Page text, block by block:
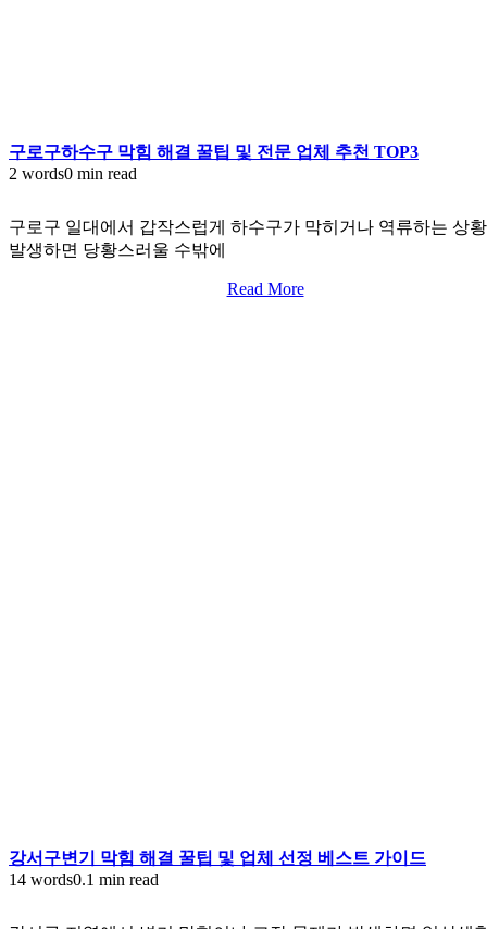
구로구하수구 막힘 해결 꿀팁 및 전문 업체 추천 TOP3
2 words0 min read
구로구 일대에서 갑작스럽게 하수구가 막히거나 역류하는 상
발생하면 당황스러울 수밖에
Read More
강서구변기 막힘 해결 꿀팁 및 업체 선정 베스트 가이드
14 words0.1 min read